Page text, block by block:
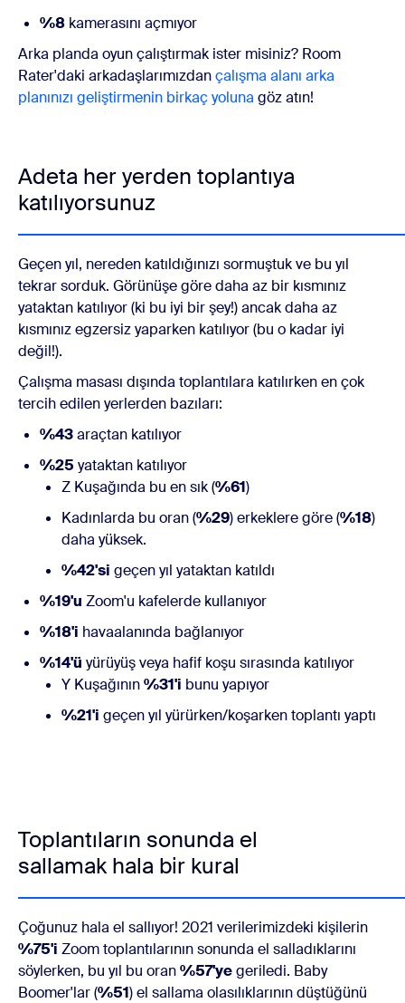
%8 kamerasını açmıyor
Arka planda oyun çalıştırmak ister misiniz? Room
Rater'daki arkadaşlarımızdançalışma alanı arka
planınızı geliştirmenin birkaç yoluna göz atın!
Adeta her yerden toplantıya
katılıyorsunuz
Geçen yıl, nereden katıldığınızı sormuştuk ve bu yıl
tekrar sorduk. Görünüşe göre daha az bir kısmınız
yataktan katılıyor (ki bu iyi bir şey!) ancak daha az
kısmınız egzersiz yaparken katılıyor (bu o kadar iyi
değil!).
Çalışma masası dışında toplantılara katılırken en çok
tercih edilen yerlerden bazıları:
%43araçtan katılıyor
%25 yataktan katılıyor
Z Kuşağında bu en sık (%61)
Kadınlarda bu oran (%29) erkeklere göre (%18)
daha yüksek.
%42'si geçen yıl yataktan katıldı
%19'u Zoom'u kafelerde kullanıyor
%18'i havaalanında bağlanıyor
%14'ü yürüyüş veya hafif koşu sırasında katılıyor
Y Kuşağının%31'i bunu yapıyor
%21'i geçen yıl yürürken/koşarken toplantı yaptı
Toplantıların sonunda el
sallamak hala bir kural
Çoğunuz hala el sallıyor! 2021 verilerimizdeki kişilerin
%75'i Zoom toplantılarının sonunda el salladıklarını
söylerken, bu yıl bu oran%57'yegeriledi. Baby
Boomer'lar (%51) el sallama olasılıklarının düştüğünü